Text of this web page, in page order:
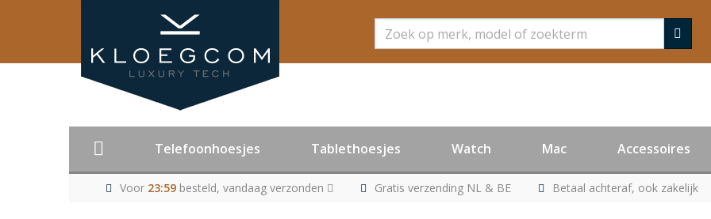
Zoeken
Telefoonhoesjes Tablethoesjes Watch Mac Accessoires
Voor 23:59besteld, vandaag verzonden Gratis verzending NL & BE Betaal achteraf, ook zakelijk